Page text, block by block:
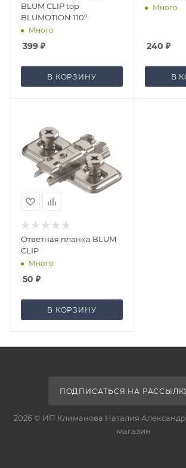
BLUM CLIP top
BLUMOTION 110°
Много
399 ₽
В КОРЗИНУ
Много
240 ₽
В
Ответная планка BLUM
CLIP
Много
50 ₽
В КОРЗИНУ
ПОДПИСАТЬСЯ НА
2026 © ИП Климанова Наталия
магазин